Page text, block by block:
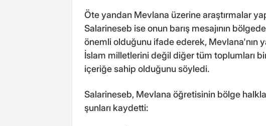
Öte yandan Mevlana üzerine araştırmalar
Salarineseb ise onun barış mesajının
önemli olduğunu ifade ederek, Mevlana'nın
İslam milletlerini değil diğer tüm toplumları
içeriğe sahip olduğunu söyledi.
Salarineseb, Mevlana öğretisinin bölge
şunları kaydetti: